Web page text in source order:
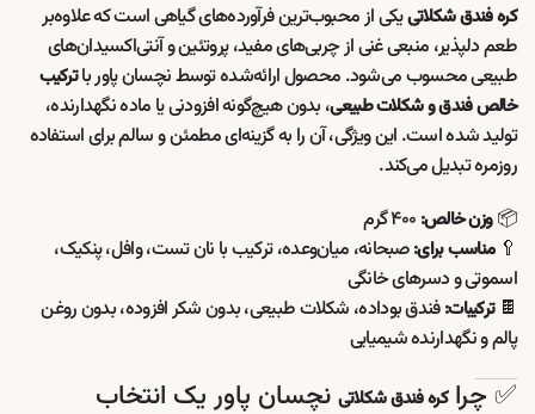
کره فندق شکلاتییکی از محبوب‌ترین فرآورده‌های گیاهی است که علاوه‌بر
طعم دلپذیر، منبعی غنی از چربی‌های مفید، پروتئین و آنتی‌اکسیدان‌های
طبیعی محسوب می‌شود. محصول ارائه‌شده توسط نچسان پاور باترکیب
خالص فندق و شکلات طبیعی، بدون هیچ‌گونه افزودنی یا ماده نگهدارنده،
تولید شده است. این ویژگی، آن را به گزینه‌ای مطمئن و سالم برای استفاده
روزمره تبدیل می‌کند.
📦وزن خالص:
🥄مناسب برای:صبحانه، میان‌وعده، ترکیب با نان تست، وافل، پنکیک،
اسموتی و دسرهای خانگی
🍫ترکیبات:فندق بوداده، شکلات طبیعی، بدون شکر افزوده، بدون روغن
پالم و نگهدارنده شیمیایی
✅ چراکره فندق شکلاتی نچسان پاور یک انتخاب